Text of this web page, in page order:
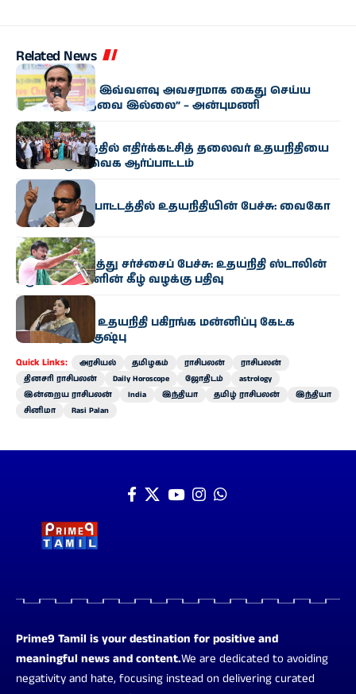
Related News
அரசியல்
“உதயநிதியை இவ்வளவு அவசரமாக கைது செய்ய
வேண்டிய தேவை இல்லை” – அன்புமணி
அரசியல்
கும்பகோணத்தில் எதிர்க்கட்சித் தலைவர் உதயநிதியை
கண்டித்து தவெக ஆர்ப்பாட்டம்
அரசியல்
தஞ்சை ஆர்ப்பாட்டத்தில் உதயநிதியின் பேச்சு: வைகோ
கண்டனம்
அரசியல்
முதல்வர் குறித்து சர்ச்சைப் பேச்சு: உதயநிதி ஸ்டாலின்
மீது 6 பிரிவுகளின் கீழ் வழக்கு பதிவு
அரசியல்
“த்ரிஷாவிடம் உதயநிதி பகிரங்க மன்னிப்பு கேட்க
வேண்டும்” – குஷ்பு
Quick Links: அரசியல் தமிழகம் ராசிபலன்
ராசிபலன்
தினசரி ராசிபலன்
Daily Horoscope ஜோதிடம்
astrology
இன்றைய ராசிபலன்
India இந்தியா தமிழ் ராசிபலன்
இந்தியா
சினிமா
Rasi Palan
Prime9 Tamil is your destination for positive and
meaningful news and content.We are dedicated to avoiding
negativity and hate, focusing instead on delivering curated